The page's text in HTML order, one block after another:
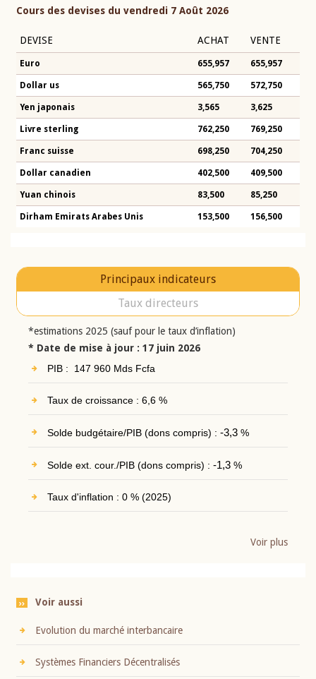
Cours des devises du vendredi 7 Août 2026
DEVISE ACHAT VENTE
Euro 655,957 655,957
Dollar us 565,750 572,750
Yen japonais 3,565 3,625
Livre sterling 762,250 769,250
Franc suisse 698,250 704,250
Dollar canadien 402,500 409,500
Yuan chinois 83,500 85,250
Dirham Emirats Arabes Unis 153,500 156,500
Principaux indicateurs
Taux directeurs
*estimations 2025 (sauf pour le taux d’inflation)
* Date de mise à jour : 17 juin 2026
PIB : 147 960 Mds Fcfa
Taux de croissance : 6,6 %
Solde budgétaire/PIB (dons compris) : -3,3%
Solde ext. cour./PIB (dons compris) : -1,3%
Taux d'inflation : 0 % (2025)
Voir plus
Voir aussi
Evolution du marché interbancaire
Systèmes Financiers Décentralisés